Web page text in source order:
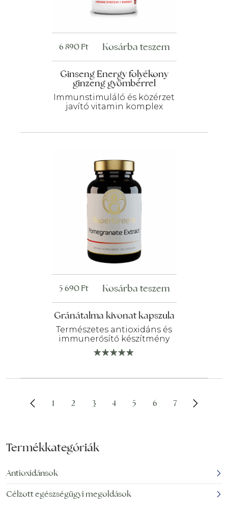
Ginseng Energy folyékony
ginzeng gyömbérrel
Immunstimuláló és közérzet
javító vitamin komplex
6 890Ft Kosárba teszem
Gránátalma kivonat kapszula
Természetes antioxidáns és
immunerősítő készítmény
5 690Ft Kosárba teszem
1 2 3 4 5 6 7
Termékkategóriák
Antioxidánsok
Célzott egészségügyi megoldások